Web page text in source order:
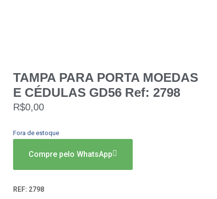
TAMPA PARA PORTA MOEDAS
E CÉDULAS GD56 Ref: 2798
R$0,00
Fora de estoque
Compre pelo WhatsApp
REF: 2798